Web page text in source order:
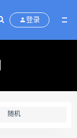
登录
随机